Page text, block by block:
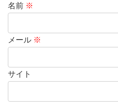
名前 ※
メール ※
サイト